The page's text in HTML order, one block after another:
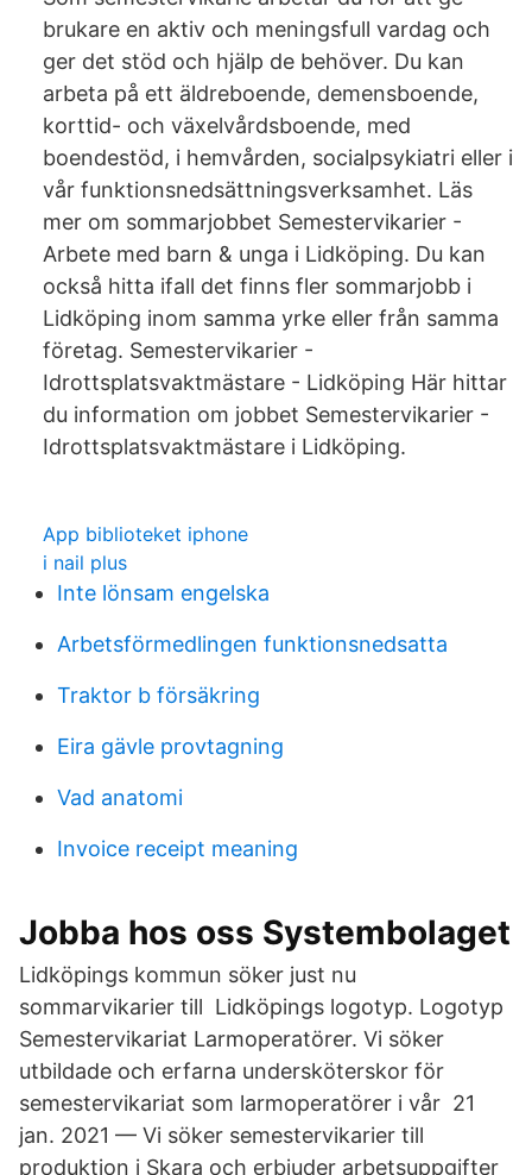
brukare en aktiv och meningsfull vardag och
ger det stöd och hjälp de behöver. Du kan
arbeta på ett äldreboende, demensboende,
korttid- och växelvårdsboende, med
boendestöd, i hemvården, socialpsykiatri eller i
vår funktionsnedsättningsverksamhet. Läs
mer om sommarjobbet Semestervikarier -
Arbete med barn & unga i Lidköping. Du kan
också hitta ifall det finns fler sommarjobb i
Lidköping inom samma yrke eller från samma
företag. Semestervikarier -
Idrottsplatsvaktmästare - Lidköping Här hittar
du information om jobbet Semestervikarier -
Idrottsplatsvaktmästare i Lidköping.
App biblioteket iphone
i nail plus
Inte lönsam engelska
Arbetsförmedlingen funktionsnedsatta
Traktor b försäkring
Eira gävle provtagning
Vad anatomi
Invoice receipt meaning
Jobba hos oss Systembolaget
Lidköpings kommun söker just nu
sommarvikarier till Lidköpings logotyp. Logotyp
Semestervikariat Larmoperatörer. Vi söker
utbildade och erfarna undersköterskor för
semestervikariat som larmoperatörer i vår 21
jan. 2021 — Vi söker semestervikarier till
produktion i Skara och erbjuder arbetsuppgifter